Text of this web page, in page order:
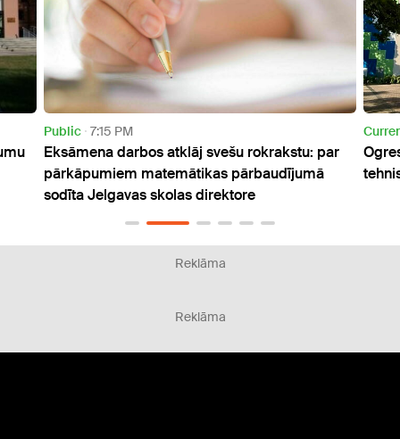
Public 7:15 PM
Eksāmena darbos atklāj svešu rokrakstu: par
pārkāpumiem matemātikas pārbaudījumā
sodīta Jelgavas skolas direktore
Reklāma
Reklāma